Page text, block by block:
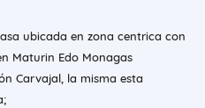
ubicada en zona centrica con
Maturin Edo Monagas
Carvajal, la misma esta